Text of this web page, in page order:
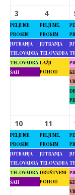
3
PELJI ME,
PROSIM
JUTRANJA
TELOVADBA
TELOVADBA
ŠAH
4
PELJI ME,
PROSIM
JUTRANJA
TELOVADBA
LAŽJI
POHOD
10
PELJI ME,
PROSIM
JUTRANJA
TELOVADBA
TELOVADBA
ŠAH
11
PELJI ME,
PROSIM
JUTRANJA
TELOVADBA
DRUŠTVENI
POHOD